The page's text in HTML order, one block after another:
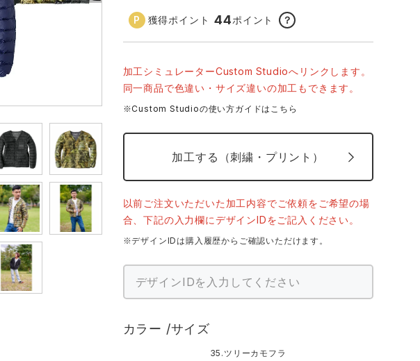
ウェア
サーヴォ セロリー 大阪支店
バー スターライト工業 東洋物産工業
ーン商事株式会
4.ネイビー
獲得ポイント 44ポイント ？
加工シミュレーターCustom Studioへリンクします。
同一商品で色違い・サイズ違いの加工もできます。
※Custom Studioの使い方ガイドはこちら
加工する（刺繍・プリント）
以前ご注文いただいた加工内容でご依頼をご希望の場
合、下記の入力欄にデザインIDをご記入ください。
※デザインIDは購入履歴からご確認いただけます。
カラー サイズ
35.ツリーカモフラ